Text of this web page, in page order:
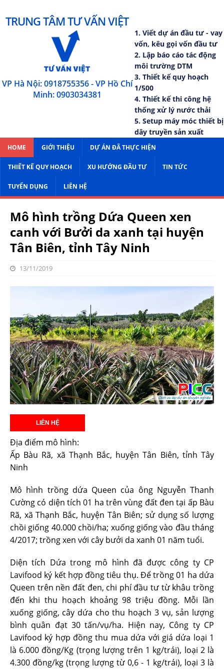
TRUNG TÂM TƯ VẤN VIỆT
VP Hà Nội: 0918755356 - VP Hồ Chí
Minh: 0903034381
1. Viết dự án đầu tư - vay
vốn, kêu gọi vốn đầu tư
2. Lập báo cáo tác động
môi trường DTM
3. Thiết kế quy hoạch
1/500
4. Thiết kế thi công hệ
thống xử lý nước thải
5. Setup máy móc thiết bị
dây truyền sản xuất
HOME GIỚI THIỆU DỰ ÁN ĐÃ THỰC HIỆN
THIẾT KẾ QUY HOẠCH XU HƯỚNG ĐẦU TƯ TIN TỨC
TUYỂN DỤNG LIÊN HỆ
Mô hình trồng Dứa Queen xen
canh với Bưởi da xanh tại huyện
Tân Biên, tỉnh Tây Ninh
13/11/2019
Địa điểm mô hình:
Ấp Bàu Rã, xã Thạnh Bắc, huyện Tân Biên, tỉnh Tây
Ninh
Mô hình trồng dứa Queen của ông Nguyễn Thanh
Cường có diện tích 01 ha trên vùng đất đen tại ấp Bàu
Rã, xã Thạnh Bắc, huyện Tân Biên; sử dụng số lượng
chồi giống 40.000 chồi/ha; xuống giống vào đầu tháng
4/2017; trồng xen với cây bưởi da xanh 01 năm tuổi.
Diện tích Dứa trong mô hình đã được công ty CP
Lavifood ký kết hợp đồng tiêu thụ. Để trồng 01 ha dứa
Queen trên nền đất đen, chi phí đầu tư từ khâu trồng
đến khi thu hoạch khoảng 98 triệu đồng. Mỗi lần
xuống giống, cây dứa cho thu hoạch 3 vụ, sản lượng
bình quân đạt 30 tấn/vụ/ha. Hiện nay, Công ty CP
Lavifood ký hợp đồng thu mua dứa với giá dứa loại 1
là 6.000 đồng/Kg (trọng lượng trên 1 kg/trái), loại 2 là
4.300 đồng/kg (trọng lượng từ 0,6 - 1 kg/trái), loại 3 là